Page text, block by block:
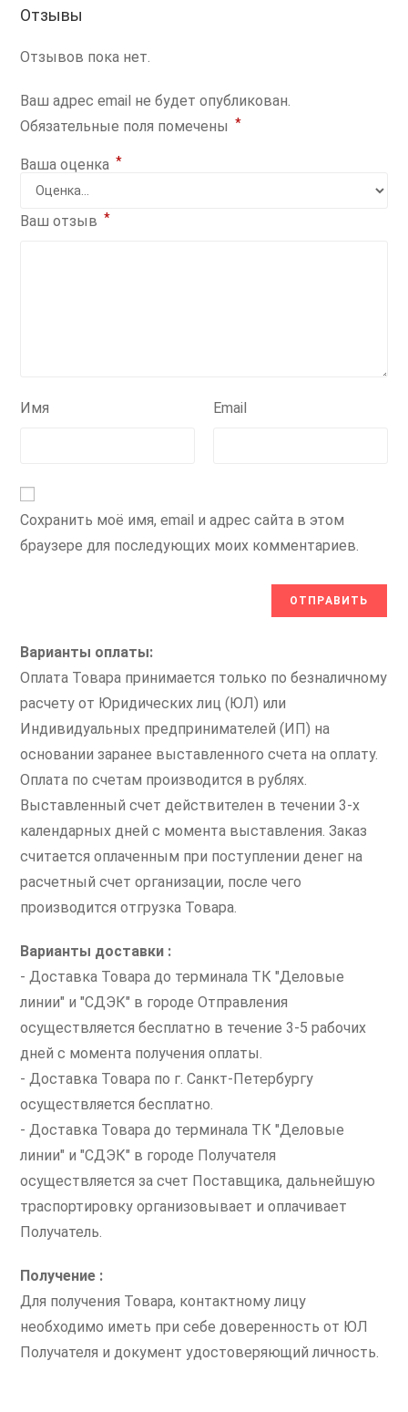
Отзывы
Отзывов пока нет.
Ваш адрес email не будет опубликован.
Обязательные поля помечены *
Ваша оценка *
Ваш отзыв *
Имя Email
Сохранить моё имя, email и адрес сайта в этом
браузере для последующих моих комментариев.
Варианты оплаты:
Оплата Товара принимается только по безналичному
расчету от Юридических лиц (ЮЛ) или
Индивидуальных предпринимателей (ИП) на
основании заранее выставленного счета на оплату.
Оплата по счетам производится в рублях.
Выставленный счет действителен в течении 3-х
календарных дней с момента выставления. Заказ
считается оплаченным при поступлении денег на
расчетный счет организации, после чего
производится отгрузка Товара.
Варианты доставки :
- Доставка Товара до терминала ТК "Деловые
линии" и "СДЭК" в городе Отправления
осуществляется бесплатно в течение 3-5 рабочих
дней с момента получения оплаты.
- Доставка Товара по г. Санкт-Петербургу
осуществляется бесплатно.
- Доставка Товара до терминала ТК "Деловые
линии" и "СДЭК" в городе Получателя
осуществляется за счет Поставщика, дальнейшую
траспортировку организовывает и оплачивает
Получатель.
Получение :
Для получения Товара, контактному лицу
необходимо иметь при себе доверенность от ЮЛ
Получателя и документ удостоверяющий личность.